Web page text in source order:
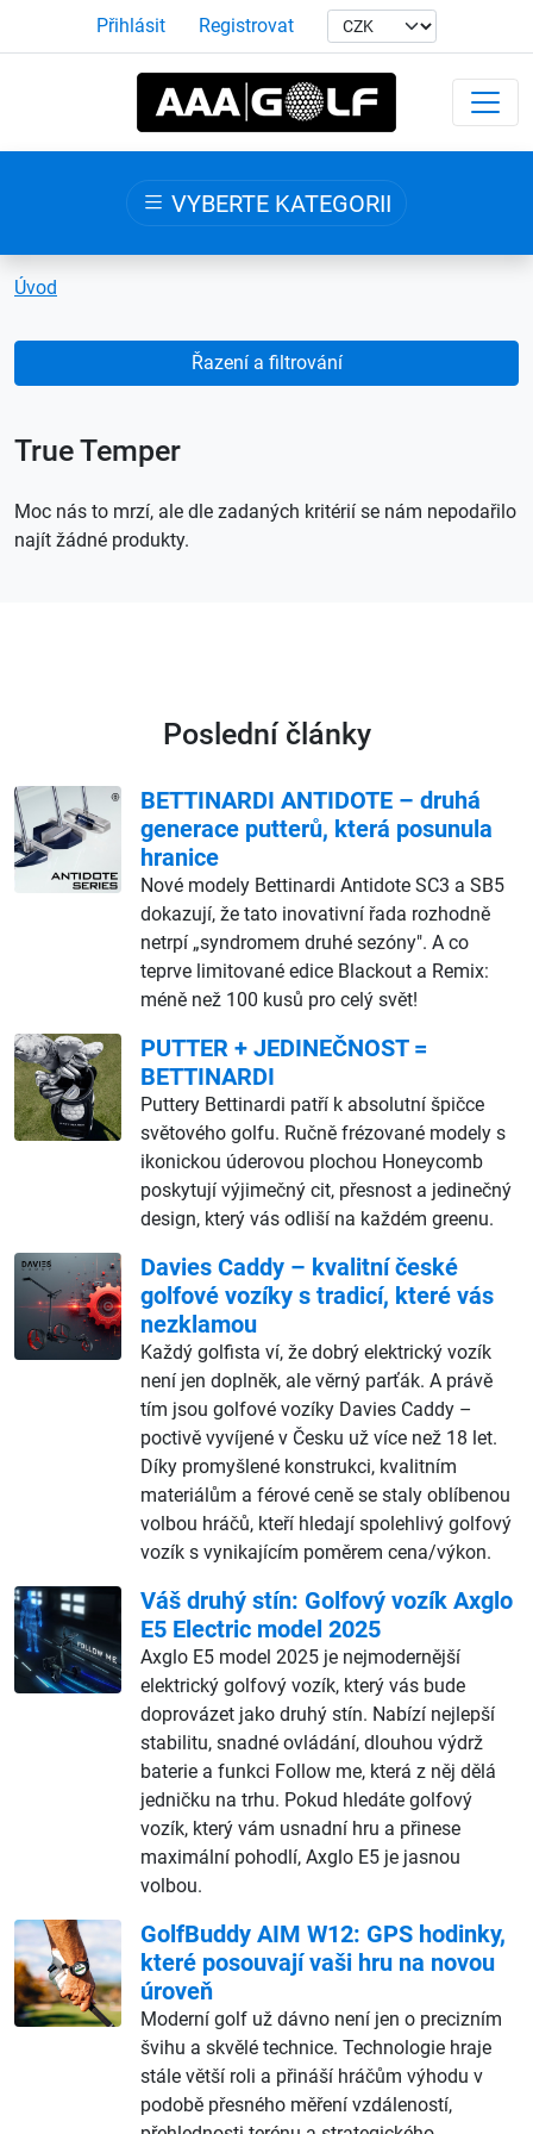
Přihlásit Registrovat
VYBERTE KATEGORII
Úvod
Řazení a filtrování
True Temper
Moc nás to mrzí, ale dle zadaných kritérií se nám nepodařilo
najít žádné produkty.
Poslední články
BETTINARDI ANTIDOTE – druhá
generace putterů, která posunula
hranice
Nové modely Bettinardi Antidote SC3 a SB5
dokazují, že tato inovativní řada rozhodně
netrpí „syndromem druhé sezóny". A co
teprve limitované edice Blackout a Remix:
méně než 100 kusů pro celý svět!
PUTTER + JEDINEČNOST =
BETTINARDI
Puttery Bettinardi patří k absolutní špičce
světového golfu. Ručně frézované modely s
ikonickou úderovou plochou Honeycomb
poskytují výjimečný cit, přesnost a jedinečný
design, který vás odliší na každém greenu.
Davies Caddy – kvalitní české
golfové vozíky s tradicí, které vás
nezklamou
Každý golfista ví, že dobrý elektrický vozík
není jen doplněk, ale věrný parťák. A právě
tím jsou golfové vozíky Davies Caddy –
poctivě vyvíjené v Česku už více než 18 let.
Díky promyšlené konstrukci, kvalitním
materiálům a férové ceně se staly oblíbenou
volbou hráčů, kteří hledají spolehlivý golfový
vozík s vynikajícím poměrem cena/výkon.
Váš druhý stín: Golfový vozík Axglo
E5 Electric model 2025
Axglo E5 model 2025 je nejmodernější
elektrický golfový vozík, který vás bude
doprovázet jako druhý stín. Nabízí nejlepší
stabilitu, snadné ovládání, dlouhou výdrž
baterie a funkci Follow me, která z něj dělá
jedničku na trhu. Pokud hledáte golfový
vozík, který vám usnadní hru a přinese
maximální pohodlí, Axglo E5 je jasnou
volbou.
GolfBuddy AIM W12: GPS hodinky,
které posouvají vaši hru na novou
úroveň
Moderní golf už dávno není jen o precizním
švihu a skvělé technice. Technologie hraje
stále větší roli a přináší hráčům výhodu v
podobě přesného měření vzdáleností,